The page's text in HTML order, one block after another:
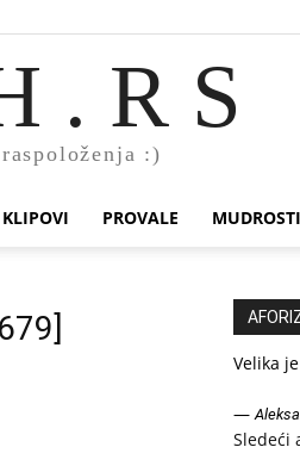
. R S
:)
KLIPOVI PROVALE MUDROSTI
Velika
—
Sledeći